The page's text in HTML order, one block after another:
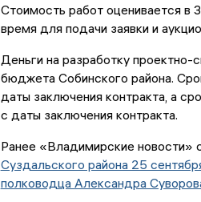
Стоимость работ оценивается в
время для подачи заявки и
Деньги на разработку
бюджета Собинского района.
даты заключения контракта, а
с даты заключения контракта.
Ранее «Владимирские новости»
Суздальского района 25
полководца Александра